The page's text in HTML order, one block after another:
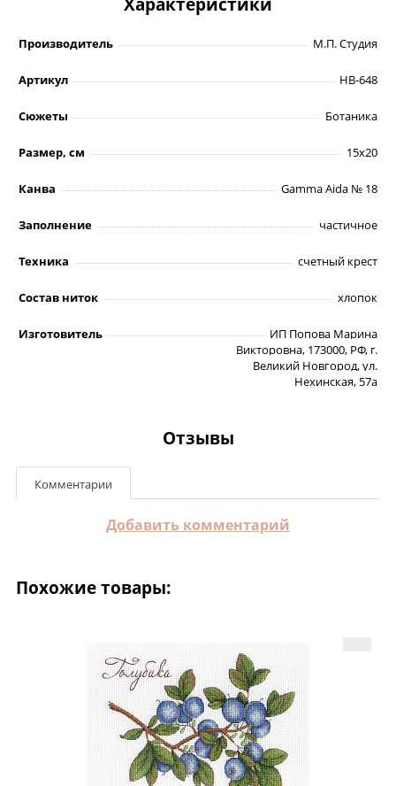
Производитель М.П. Студия
Артикул НВ-648
Сюжеты Ботаника
Размер, см 15х20
Канва Gamma Aida № 18
Заполнение частичное
Техника счетный крест
Состав ниток хлопок
Изготовитель
ИП Попова Марина
Викторовна, 173000, РФ, г.
Великий Новгород, ул.
Нехинская, 57а
Отзывы
Комментарии
Добавить комментарий
Похожие товары: